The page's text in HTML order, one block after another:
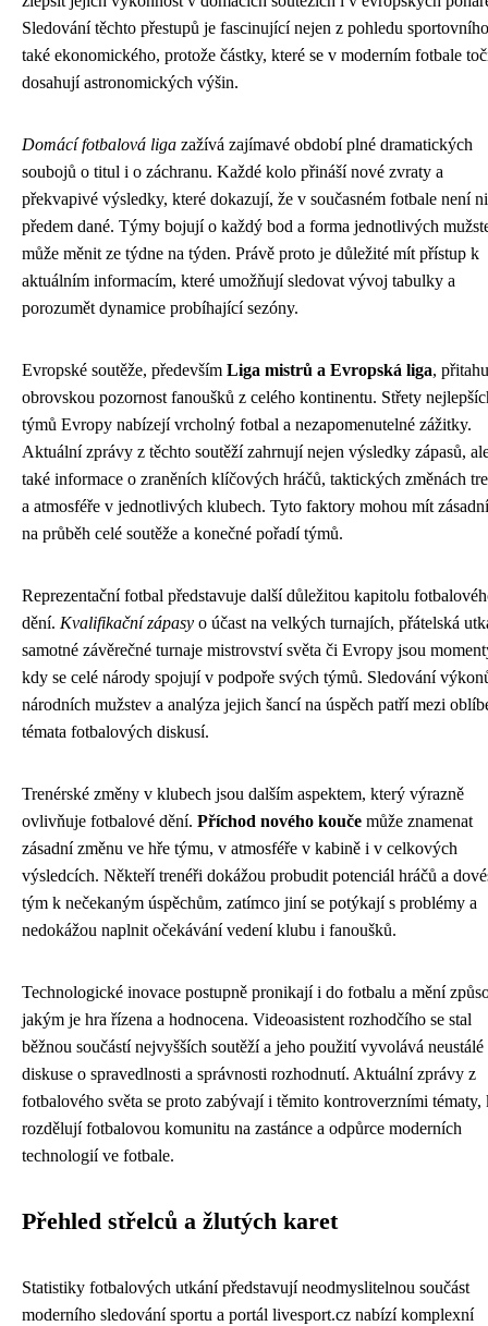
Sledování těchto přestupů je fascinující nejen z pohledu
také ekonomického, protože částky, které se v moderním fotbale
dosahují astronomických výšin.
Domácí fotbalová liga zažívá zajímavé období plné dramatických
soubojů o titul i o záchranu. Každé kolo přináší nové zvraty a
překvapivé výsledky, které dokazují, že v současném fotbale není
předem dané. Týmy bojují o každý bod a forma jednotlivých
může měnit ze týdne na týden. Právě proto je důležité mít přístup k
aktuálním informacím, které umožňují sledovat vývoj tabulky a
porozumět dynamice probíhající sezóny.
Evropské soutěže, především Liga mistrů a Evropská liga,
obrovskou pozornost fanoušků z celého kontinentu. Střety
týmů Evropy nabízejí vrcholný fotbal a nezapomenutelné zážitky.
Aktuální zprávy z těchto soutěží zahrnují nejen výsledky zápasů,
také informace o zraněních klíčových hráčů, taktických změnách
a atmosféře v jednotlivých klubech. Tyto faktory mohou mít
na průběh celé soutěže a konečné pořadí týmů.
Reprezentační fotbal představuje další důležitou kapitolu
dění. Kvalifikační zápasy o účast na velkých turnajích, přátelská
samotné závěrečné turnaje mistrovství světa či Evropy jsou
kdy se celé národy spojují v podpoře svých týmů. Sledování
národních mužstev a analýza jejich šancí na úspěch patří mezi
témata fotbalových diskusí.
Trenérské změny v klubech jsou dalším aspektem, který výrazně
ovlivňuje fotbalové dění. Příchod nového kouče může znamenat
zásadní změnu ve hře týmu, v atmosféře v kabině i v celkových
výsledcích. Někteří trenéři dokážou probudit potenciál hráčů a
tým k nečekaným úspěchům, zatímco jiní se potýkají s problémy a
nedokážou naplnit očekávání vedení klubu i fanoušků.
Technologické inovace postupně pronikají i do fotbalu a mění
jakým je hra řízena a hodnocena. Videoasistent rozhodčího se stal
běžnou součástí nejvyšších soutěží a jeho použití vyvolává neustálé
diskuse o spravedlnosti a správnosti rozhodnutí. Aktuální zprávy z
fotbalového světa se proto zabývají i těmito kontroverzními tématy,
rozdělují fotbalovou komunitu na zastánce a odpůrce moderních
technologií ve fotbale.
Přehled střelců a žlutých karet
Statistiky fotbalových utkání představují neodmyslitelnou součást
moderního sledování sportu a portál livesport.cz nabízí komplexní